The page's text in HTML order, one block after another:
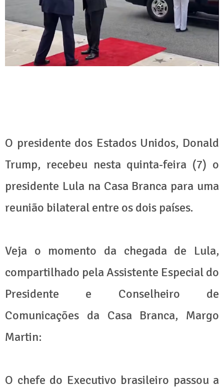
O presidente dos Estados Unidos, Donald
Trump, recebeu nesta quinta-feira (7) o
presidente Lula na Casa Branca para uma
reunião bilateral entre os dois países.
Veja o momento da chegada de Lula,
compartilhado pela Assistente Especial do
Presidente e Conselheiro de
Comunicações da Casa Branca, Margo
Martin:
O chefe do Executivo brasileiro passou a